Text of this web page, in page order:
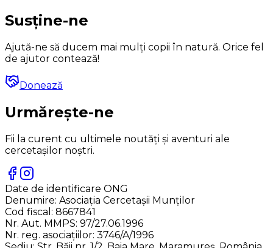
Susține-ne
Ajută-ne să ducem mai mulți copii în natură. Orice fel
de ajutor contează!
Donează
Urmărește-ne
Fii la curent cu ultimele noutăți și aventuri ale
cercetașilor noștri.
Date de identificare ONG
Denumire: Asociația Cercetașii Munților
Cod fiscal: 8667841
Nr. Aut. MMPS: 97/27.06.1996
Nr. reg. asociațiilor: 3746/A/1996